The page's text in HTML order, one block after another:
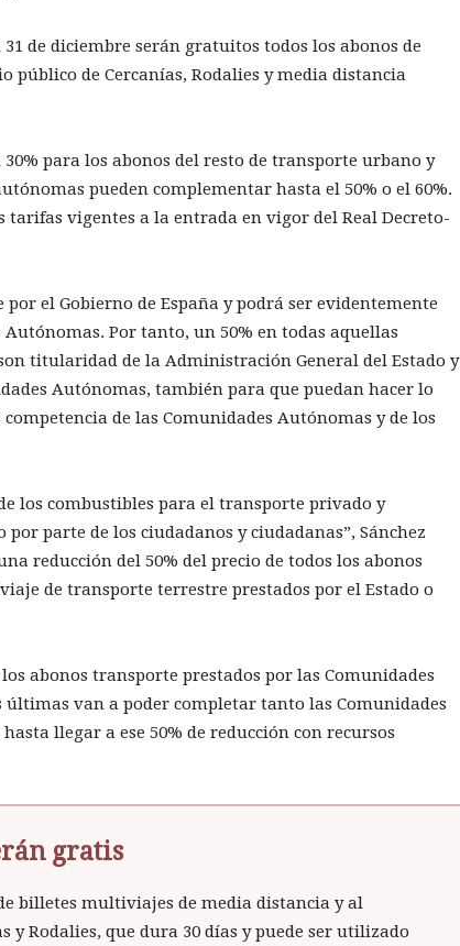
de diciembre serán gratuitos todos los abonos de
público de Cercanías, Rodalies y media distancia
para los abonos del resto de transporte urbano y
pueden complementar hasta el 50% o el 60%.
tarifas vigentes a la entrada en vigor del Real Decreto-
el Gobierno de España y podrá ser evidentemente
Por tanto, un 50% en todas aquellas
titularidad de la Administración General del Estado y
Autónomas, también para que puedan hacer lo
de las Comunidades Autónomas y de los
los combustibles para el transporte privado y
parte de los ciudadanos y ciudadanas”, Sánchez
reducción del 50% del precio de todos los abonos
de transporte terrestre prestados por el Estado o
abonos transporte prestados por las Comunidades
últimas van a poder completar tanto las Comunidades
llegar a ese 50% de reducción con recursos
gratis
billetes multiviajes de media distancia y al
y Rodalies, que dura 30 días y puede ser utilizado